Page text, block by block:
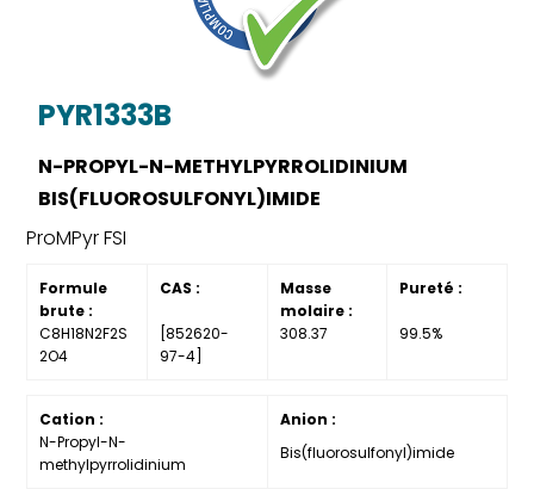
PYR1333B
N-PROPYL-N-METHYLPYRROLIDINIUM
BIS(FLUOROSULFONYL)IMIDE
ProMPyr FSI
Formule
brute :
C8H18N2F2S
2O4
CAS :
[852620-
97-4]
Masse
molaire :
308.37
Pureté :
99.5%
Cation :
N-Propyl-N-
methylpyrrolidinium
Anion :
Bis(fluorosulfonyl)imide